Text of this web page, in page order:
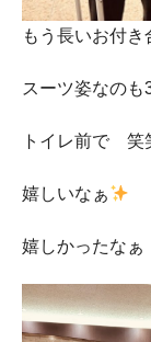
もう長いお付
スーツ姿なの
トイレ前で 笑
嬉しいなぁ
嬉しかったなぁ